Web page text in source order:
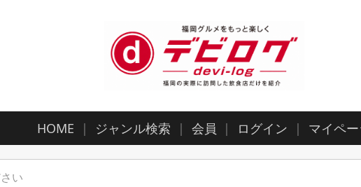
HOME ジャンル検索 会員 ログイン マイペ